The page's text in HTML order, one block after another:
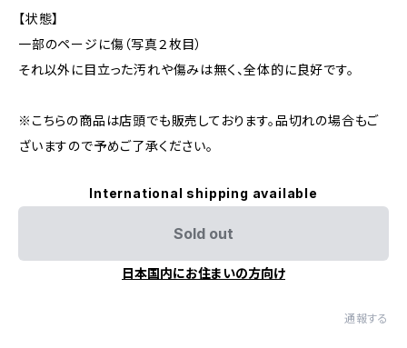
【状態】
一部のページに傷（写真２枚目）
それ以外に目立った汚れや傷みは無く、全体的に良好です。
※こちらの商品は店頭でも販売しております。品切れの場合もご
ざいますので予めご了承ください。
International shipping available
Sold out
日本国内にお住まいの方向け
通報する